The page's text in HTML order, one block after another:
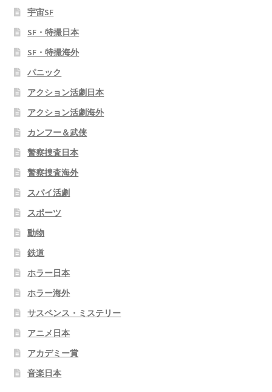
宇宙SF
SF・特撮日本
SF・特撮海外
パニック
アクション活劇日本
アクション活劇海外
カンフー＆武侠
警察捜査日本
警察捜査海外
スパイ活劇
スポーツ
動物
鉄道
ホラー日本
ホラー海外
サスペンス・ミステリー
アニメ日本
アカデミー賞
音楽日本